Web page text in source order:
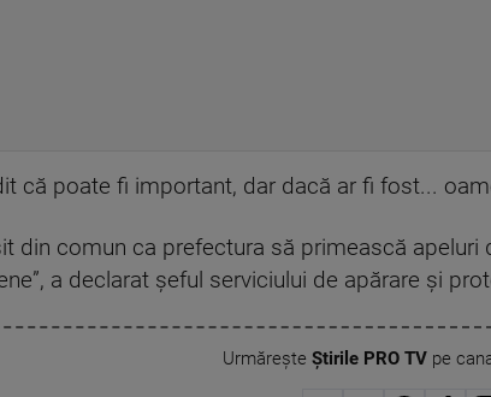
că poate fi important, dar dacă ar fi fost...
din comun ca prefectura să primească
a declarat șeful serviciului de apărare și
Urmărește Știrile PRO TVpe